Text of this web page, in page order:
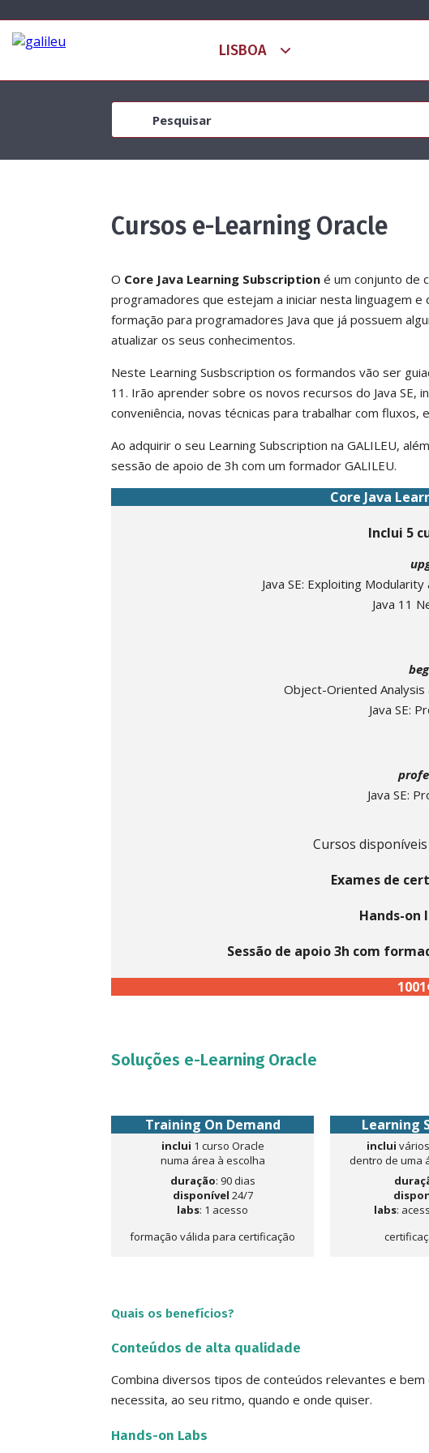
Cursos e-Learning Oracle
O Core Java Learning Subscription é um conjunto de
programadores que estejam a iniciar nesta linguagem
formação para programadores Java que já possuem
atualizar os seus conhecimentos.
Neste Learning Susbscription os formandos vão ser
11. Irão aprender sobre os novos recursos do Java SE,
conveniência, novas técnicas para trabalhar com
Ao adquirir o seu Learning Subscription na GALILEU,
sessão de apoio de 3h com um formador GALILEU.
Core Java
Inclui 5
Java SE: Exploiting
Java 11
Object-Oriented Analysis
Java SE:
Java SE:
Cursos
Exames de
Hands-on
Sessão de apoio 3h com
Soluções e-Learning Oracle
Training On Demand Learning
inclui 1 curso Oracle
numa área à escolha
inclui
dentro de uma
duração: 90 dias
disponível 24/7
labs: 1 acesso labs:
formação válida para certificação
Quais os benefícios?
Conteúdos de alta qualidade
Combina diversos tipos de conteúdos relevantes e
necessita, ao seu ritmo, quando e onde quiser.
Hands-on Labs